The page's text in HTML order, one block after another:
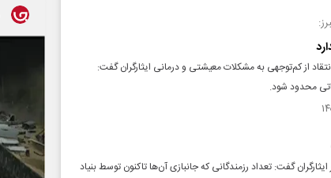
انتقاد از کم‌توجهی به مشکلات معیشتی و درمانی ایثارگران گفت:
محدود شود.
گفت: تعداد رزمندگانی که جانبازی آن‌ها تاکنون توسط بنیاد